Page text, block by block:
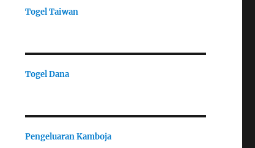
Togel Taiwan
Togel Dana
Pengeluaran Kamboja